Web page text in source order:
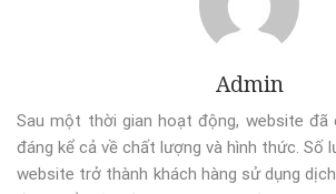
Admin
Sau một thời gian hoạt động, website đã
đáng kể cả về chất lượng và hình thức. Số
website trở thành khách hàng sử dụng